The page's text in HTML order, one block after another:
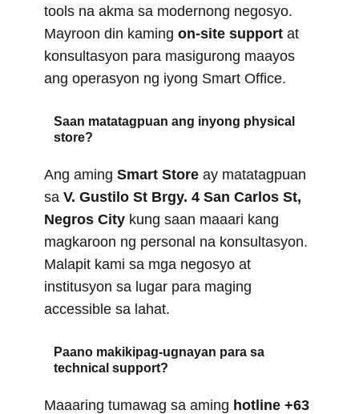
tools na akma sa modernong negosyo.
Mayroon din kaming on-site support at
konsultasyon para masigurong maayos
ang operasyon ng iyong Smart Office.
Saan matatagpuan ang inyong physical
store?
Ang aming Smart Store ay matatagpuan
sa V. Gustilo St Brgy. 4 San Carlos St,
Negros City kung saan maaari kang
magkaroon ng personal na konsultasyon.
Malapit kami sa mga negosyo at
institusyon sa lugar para maging
accessible sa lahat.
Paano makikipag-ugnayan para sa
technical support?
Maaaring tumawag sa aming hotline +63